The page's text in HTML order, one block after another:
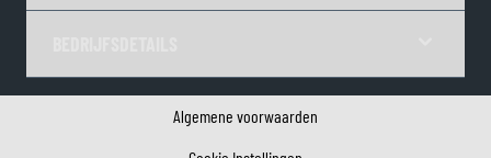
Algemene voorwaarden